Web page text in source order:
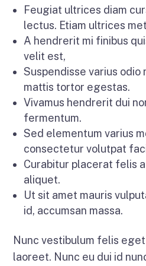
Feugiat ultrices diam
lectus. Etiam ultrices
A hendrerit mi finibus
velit est,
Suspendisse varius odio
mattis tortor egestas.
Vivamus hendrerit dui
fermentum.
Sed elementum varius
consectetur volutpat
Curabitur placerat felis
aliquet.
Ut sit amet mauris
id, accumsan massa.
Nunc vestibulum felis
laoreet. Nunc eu dui id